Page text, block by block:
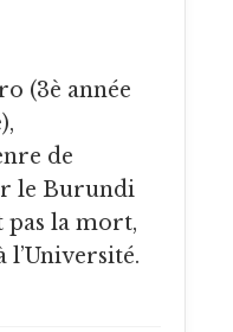
de
le Burundi
pas la mort,
l’Université.